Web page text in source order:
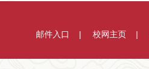
邮件入口 校网主页